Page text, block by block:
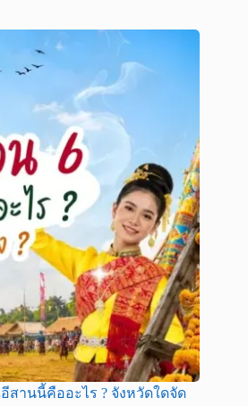
สานนี้คืออะไร ? จังหวัดใดจัด